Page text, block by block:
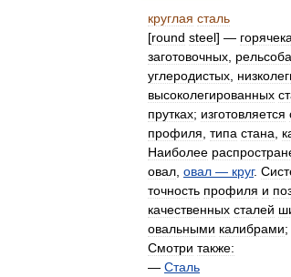
круглая сталь
[round steel] —
заготовочных
углеродистых
высоколегированных
прутках; изготовляется
профиля типа стана
Наиболее
овал овал — круг.
точность профиля и
качественных сталей
овальными калибрами;
Смотри также:
— Сталь